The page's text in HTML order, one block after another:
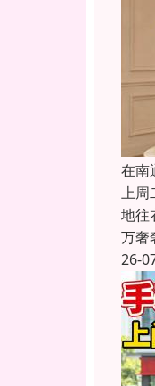
在南
上周
地往
万奢
26-